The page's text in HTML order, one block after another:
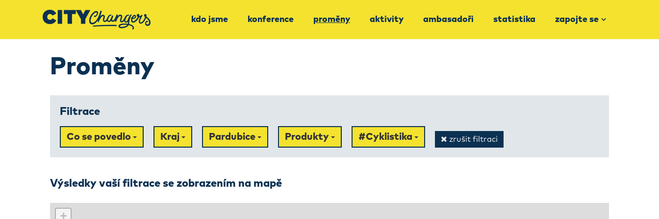
kdo jsme konference proměny aktivity ambasadoři statistika zapojte se
Proměny
Filtrace
Co se povedlo Kraj Pardubice Produkty #Cyklistika zrušit filtraci
Výsledky vaší filtrace se zobrazením na mapě
+